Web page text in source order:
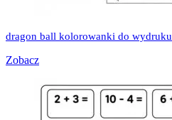
dragon ball kolorowanki do wydruku
Zobacz